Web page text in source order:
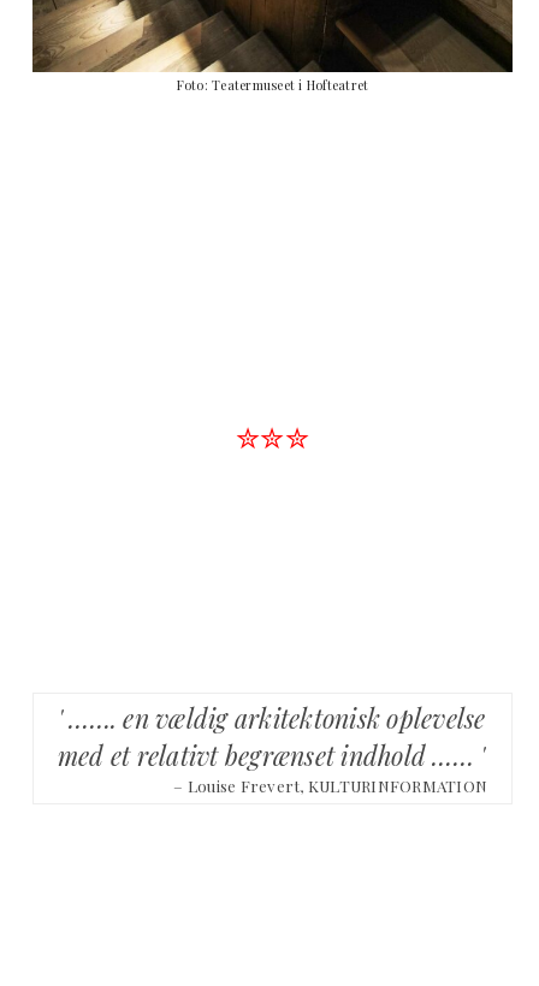
Foto: Teatermuseet i Hofteatret
✮✮✮
' ……. en vældig arkitektonisk oplevelse
med et relativt begrænset indhold …… '
– Louise Frevert, KULTURINFORMATION